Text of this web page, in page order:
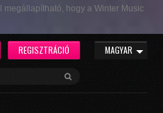
megállapítható, hogy a Winter Music
MAGYAR
REGISZTRÁCIÓ